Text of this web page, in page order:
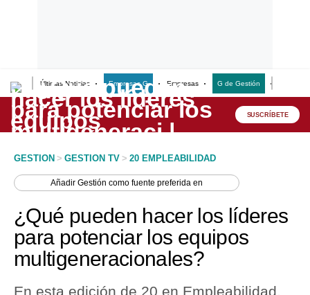
Últimas Noticias Empresas G Empresas G de Gestión
Lo último
Peru Quiosco
Economía
Mercados
SUSCRÍBETE
GESTION > GESTION TV > 20 EMPLEABILIDAD
AñadirGestión como fuente preferida en
¿Qué pueden hacer los líderes
para potenciar los equipos
multigeneracionales?
En esta edición de 20 en Empleabilidad,